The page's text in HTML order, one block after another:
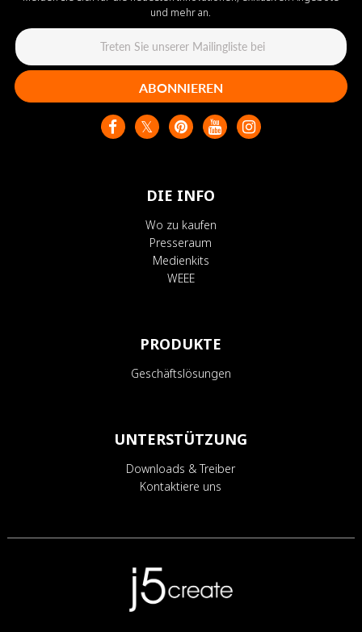
DIE INFO
Wo zu kaufen
Presseraum
Medienkits
WEEE
PRODUKTE
Geschäftslösungen
UNTERSTÜTZUNG
Downloads & Treiber
Kontaktiere uns
und mehr an.
ABONNIEREN